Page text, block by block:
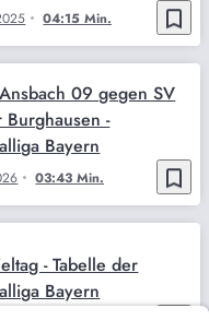
bookmark_border
04:15 Min.
bookmark_border
03:43 Min.
09 gegen SV
Burghausen -
Bayern
- Tabelle der
Bayern